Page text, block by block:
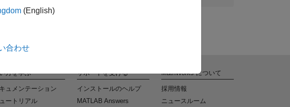
(English)
合わせ
方を学ぶ
キュメンテーション
ートリアル
サポートを受ける
インストールのヘルプ
MATLAB Answers
MathWorks について
採用情報
ニュースルーム